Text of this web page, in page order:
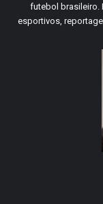
futebol brasileiro.
esportivos,